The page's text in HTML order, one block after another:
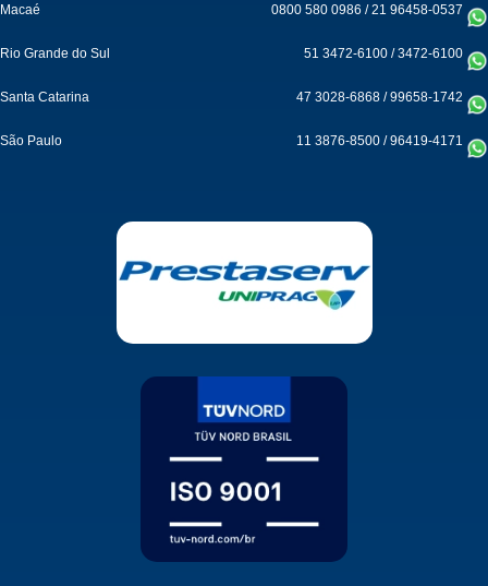
Macaé 0800 580 0986 /21 96458-0537
Rio Grande do Sul 51 3472-6100 /3472-6100
Santa Catarina 47 3028-6868 /99658-1742
São Paulo 11 3876-8500 /96419-4171